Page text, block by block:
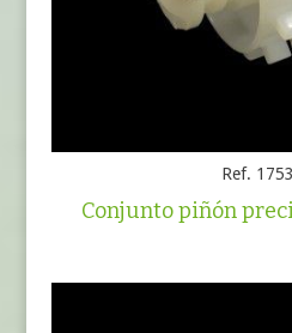
Ref.
Conjunto piñón